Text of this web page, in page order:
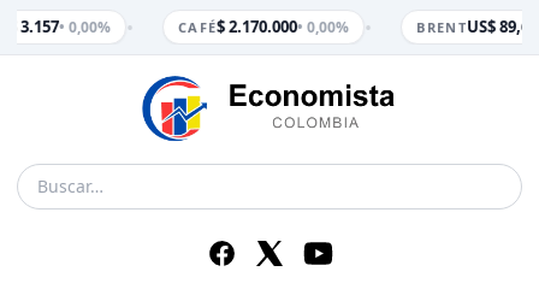
$ 3.157• 0,00% • CAFÉ$ 2.170.000• 0,00% • BRENTUS$ 89,65